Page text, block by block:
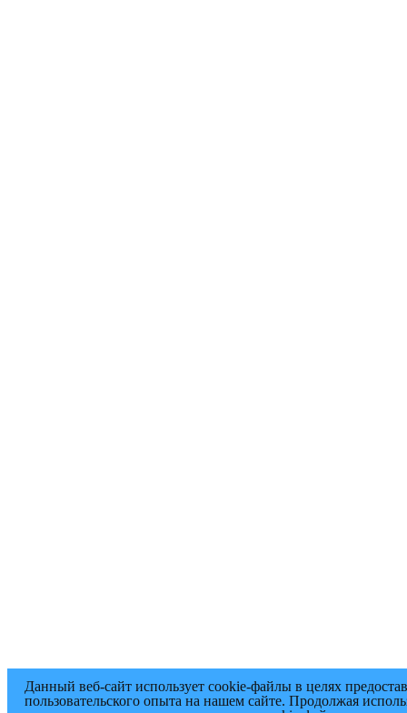
Данный веб-сайт использует cookie-файлы в целях
пользовательского опыта на нашем сайте. Продолжая